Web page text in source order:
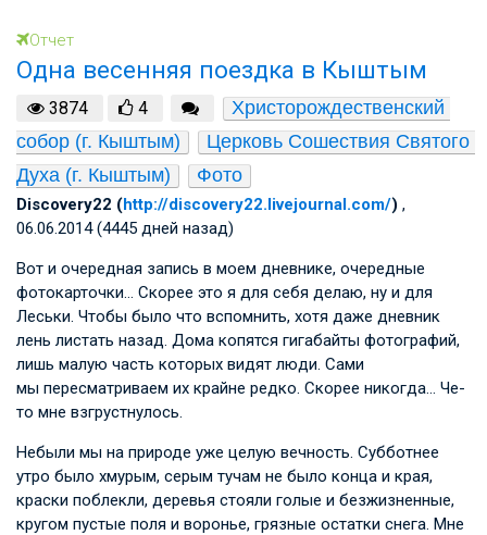
Отчет
Одна весенняя поездка в Кыштым
3874 4
Христорождественский
собор (г. Кыштым)
Церковь Сошествия Святого
Духа (г. Кыштым)
Фото
Discovery22 (http://discovery22.livejournal.com/) ,
06.06.2014 (4445 дней назад)
Вот и очередная запись в моем дневнике, очередные
фотокарточки… Скорее это я для себя делаю, ну и для
Леськи. Чтобы было что вспомнить, хотя даже дневник
лень листать назад. Дома копятся гигабайты фотографий,
лишь малую часть которых видят люди. Сами
мы пересматриваем их крайне редко. Скорее никогда… Че-
то мне взгрустнулось.
Небыли мы на природе уже целую вечность. Субботнее
утро было хмурым, серым тучам не было конца и края,
краски поблекли, деревья стояли голые и безжизненные,
кругом пустые поля и воронье, грязные остатки снега. Мне